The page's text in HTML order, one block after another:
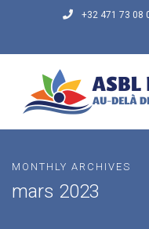
+32 471 73 08
QUI SOMMES NOUS ?
MONTHLY ARCHIVES
mars 2023